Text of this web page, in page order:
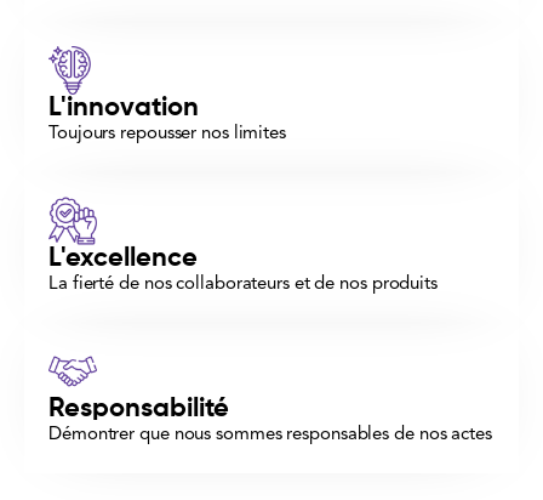
L'innovation
Toujours repousser nos limites
L'excellence
La fierté de nos collaborateurs et de nos produits
Responsabilité
Démontrer que nous sommes responsables de nos actes